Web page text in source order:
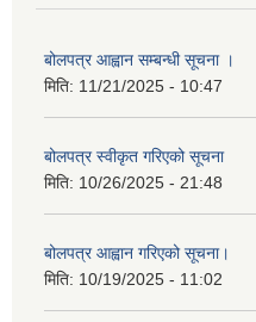
बोलपत्र आह्वान सम्बन्धी सूचना ।
मिति: 11/21/2025 - 10:47
बोलपत्र स्वीकृत गरिएको सूचना
मिति: 10/26/2025 - 21:48
बोलपत्र आह्वान गरिएको सूचना।
मिति: 10/19/2025 - 11:02